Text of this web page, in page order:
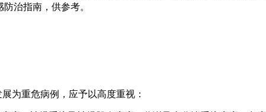
治指南，供参考。
为重危病例，应予以高度重视：